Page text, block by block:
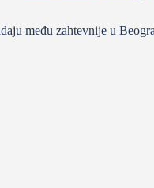
među zahtevnije u